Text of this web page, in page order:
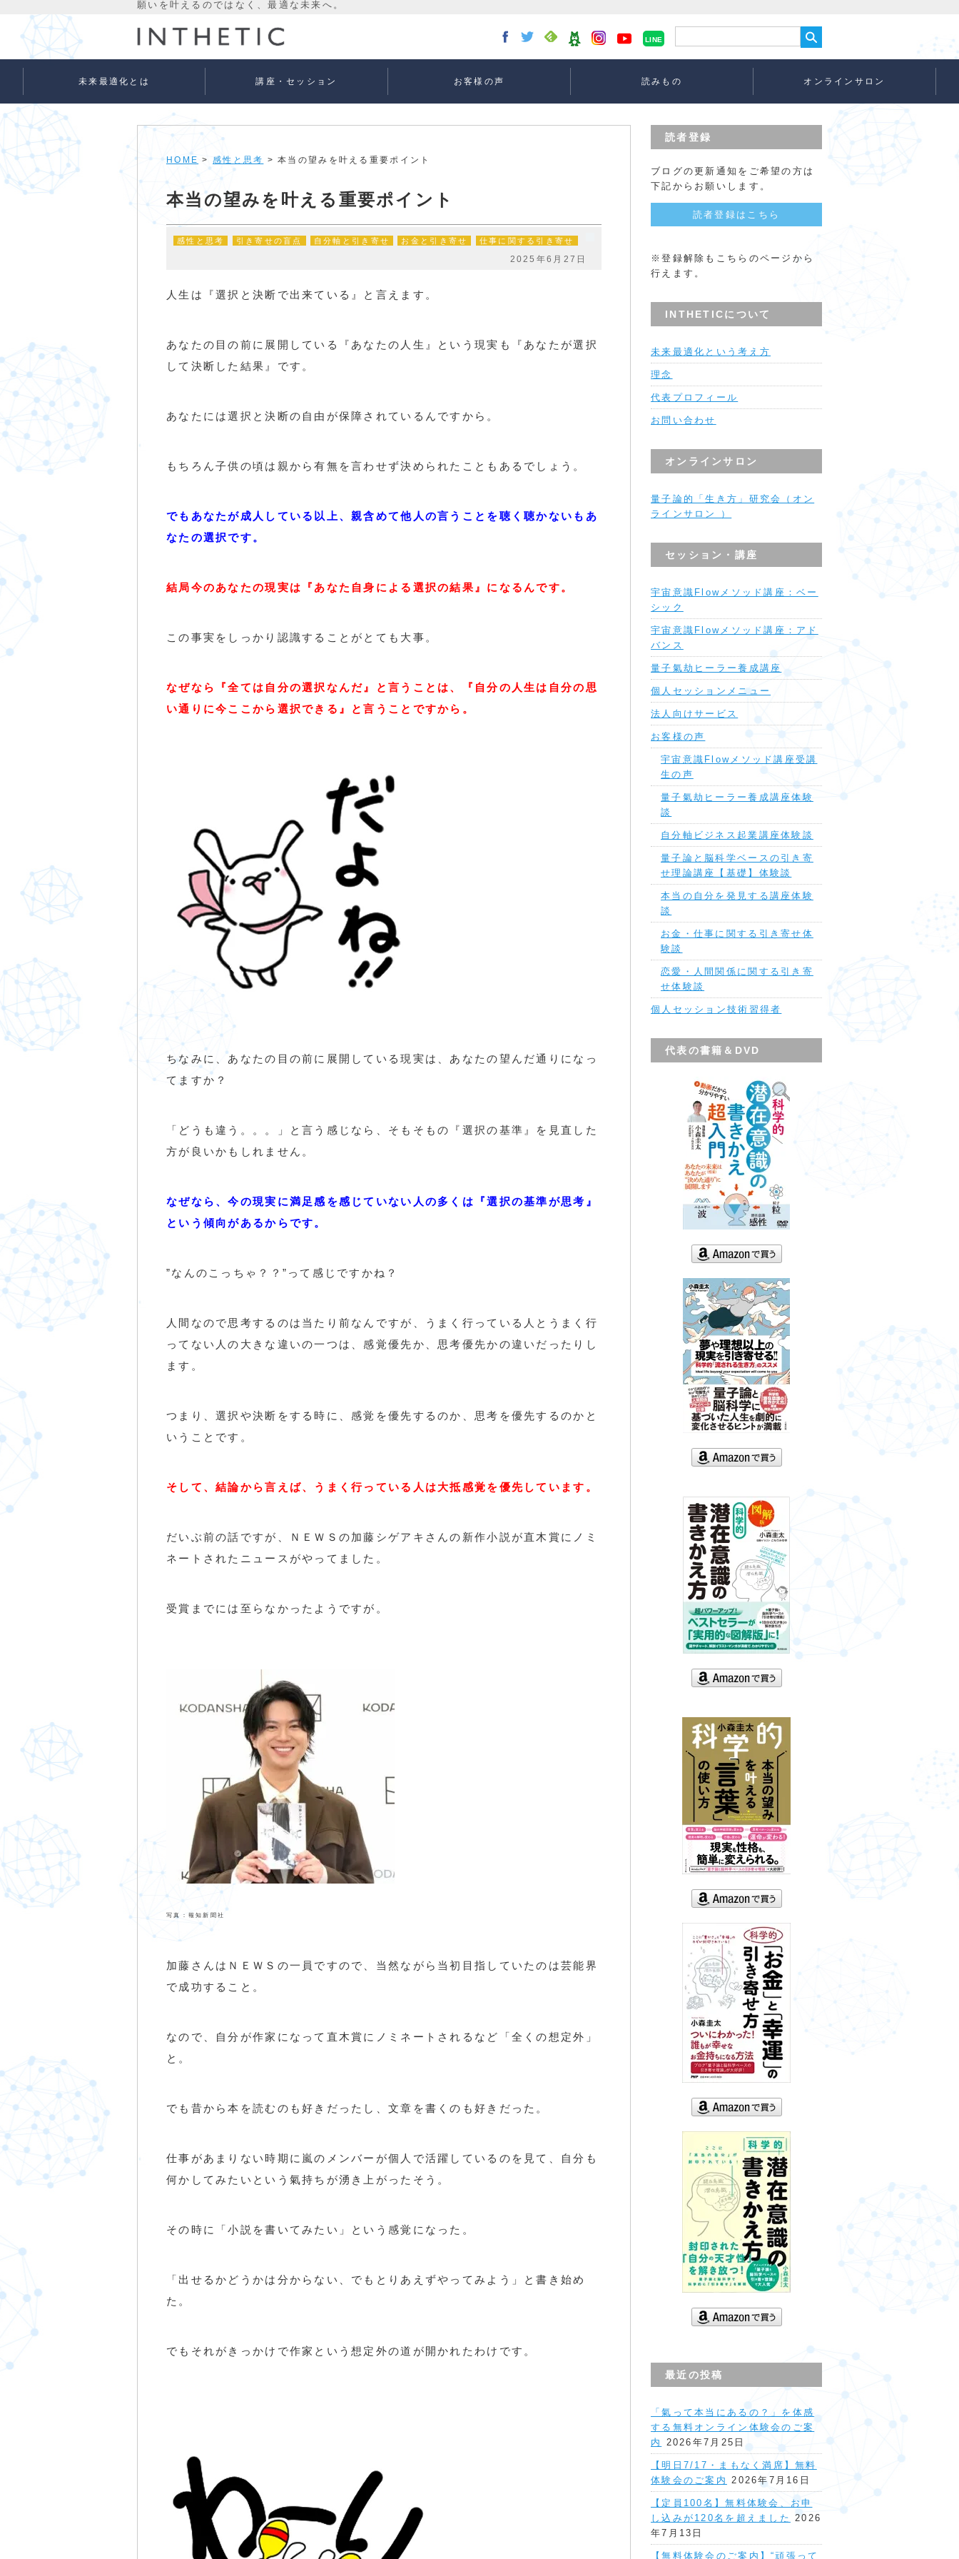
LINE
未来最適化とは 講座・セッション お客様の声 読みもの オンラインサロン
HOME > 感性と思考 > 本当の望みを叶える重要ポイント
本当の望みを叶える重要ポイント
感性と思考 引き寄せの盲点 自分軸と引き寄せ お金と引き寄せ 仕事に関する引き寄せ
2025年6月27日
人生は『選択と決断で出来ている』と言えます。
あなたの目の前に展開している『あなたの人生』という現実も『あなたが選択
して決断した結果』です。
あなたには選択と決断の自由が保障されているんですから。
もちろん子供の頃は親から有無を言わせず決められたこともあるでしょう。
でもあなたが成人している以上、親含めて他人の言うことを聴く聴かないもあ
なたの選択です。
結局今のあなたの現実は『あなた自身による選択の結果』になるんです。
この事実をしっかり認識することがとても大事。
なぜなら『全ては自分の選択なんだ』と言うことは、『自分の人生は自分の思
い通りに今ここから選択できる』と言うことですから。
ちなみに、あなたの目の前に展開している現実は、あなたの望んだ通りになっ
てますか？
「どうも違う。。。」と言う感じなら、そもそもの『選択の基準』を見直した
方が良いかもしれません。
なぜなら、今の現実に満足感を感じていない人の多くは『選択の基準が思考』
という傾向があるからです。
”なんのこっちゃ？？”って感じですかね？
人間なので思考するのは当たり前なんですが、うまく行っている人とうまく行
ってない人の大きな違いの一つは、感覚優先か、思考優先かの違いだったりし
ます。
つまり、選択や決断をする時に、感覚を優先するのか、思考を優先するのかと
いうことです。
そして、結論から言えば、うまく行っている人は大抵感覚を優先しています。
だいぶ前の話ですが、ＮＥＷＳの加藤シゲアキさんの新作小説が直木賞にノミ
ネートされたニュースがやってました。
受賞までには至らなかったようですが。
写真：報知新聞社
加藤さんはＮＥＷＳの一員ですので、当然ながら当初目指していたのは芸能界
で成功すること。
なので、自分が作家になって直木賞にノミネートされるなど「全くの想定外」
と。
でも昔から本を読むのも好きだったし、文章を書くのも好きだった。
仕事があまりない時期に嵐のメンバーが個人で活躍しているのを見て、自分も
何かしてみたいという氣持ちが湧き上がったそう。
その時に「小説を書いてみたい」という感覚になった。
「出せるかどうかは分からない、でもとりあえずやってみよう」と書き始め
た。
でもそれがきっかけで作家という想定外の道が開かれたわけです。
読者登録
ブログの更新通知をご希望の方は
下記からお願いします。
読者登録はこちら
※登録解除もこちらのページから
行えます。
INTHETICについて
未来最適化という考え方
理念
代表プロフィール
お問い合わせ
オンラインサロン
量子論的「生き方」研究会（オン
ラインサロン ）
セッション・講座
宇宙意識Flowメソッド講座：ベー
シック
宇宙意識Flowメソッド講座：アド
バンス
量子氣劫ヒーラー養成講座
個人セッションメニュー
法人向けサービス
お客様の声
宇宙意識Flowメソッド講座受講
生の声
量子氣劫ヒーラー養成講座体験
談
自分軸ビジネス起業講座体験談
量子論と脳科学ベースの引き寄
せ理論講座【基礎】体験談
本当の自分を発見する講座体験
談
お金・仕事に関する引き寄せ体
験談
恋愛・人間関係に関する引き寄
せ体験談
個人セッション技術習得者
代表の書籍＆DVD
最近の投稿
「氣って本当にあるの？」を体感
する無料オンライン体験会のご案
内
2026年7月25日
【明日7/17・まもなく満席】無料
体験会のご案内
2026年7月16日
【定員100名】無料体験会、お申
し込みが120名を超えました
2026
年7月13日
【無料体験会のご案内】“頑張って